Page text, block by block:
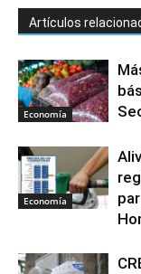
Artículos
Economía
Economía